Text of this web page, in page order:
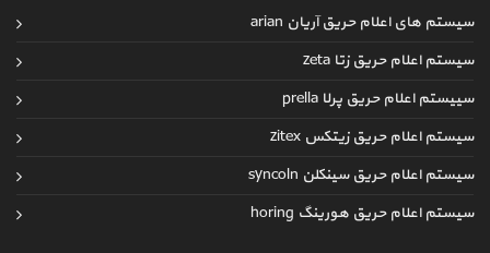
سیستم های اعلام حریق آریان arian
سیستم اعلام حریق زتا zeta
سییستم اعلام حریق پرلا prella
سیستم اعلام حریق زیتکس zitex
سیستم اعلام حریق سینکلن syncoln
سیستم اعلام حریق هورینگ horing